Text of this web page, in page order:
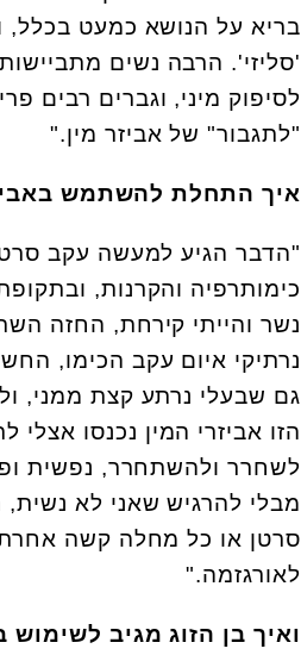
בריא על הנושא כמעט בכלל,
'סליזי'. הרבה נשים
לסיפוק מיני, וגברים רבים
"לתגבור" של אביזר מין."
איך התחלת להשתמש
"הדבר הגיע למעשה עקב
כימותרפיה והקרנות,
נשר והייתי קירחת, החזה
נרתיקי איום עקב הכימו,
גם שבעלי נרתע קצת ממני,
הזו אביזרי המין נכנסו
לשחרר ולהשתחרר, נפשית
מבלי להרגיש שאני לא
סרטן או כל מחלה קשה אחרת,
לאורגזמה."
ואיך בן הזוג מגיב לשימוש